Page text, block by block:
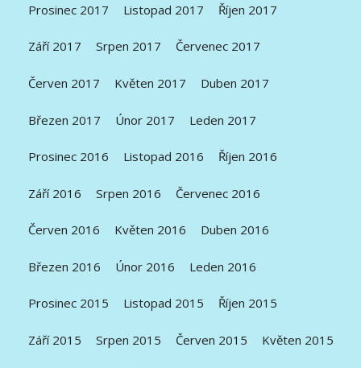
Prosinec 2017 Listopad 2017 Říjen 2017
Září 2017 Srpen 2017 Červenec 2017
Červen 2017 Květen 2017 Duben 2017
Březen 2017 Únor 2017 Leden 2017
Prosinec 2016 Listopad 2016 Říjen 2016
Září 2016 Srpen 2016 Červenec 2016
Červen 2016 Květen 2016 Duben 2016
Březen 2016 Únor 2016 Leden 2016
Prosinec 2015 Listopad 2015 Říjen 2015
Září 2015 Srpen 2015 Červen 2015 Květen 2015